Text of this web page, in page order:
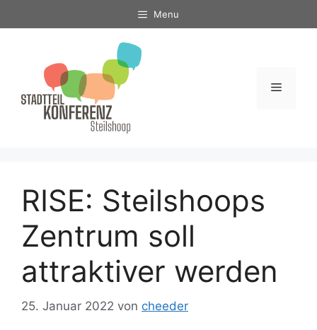
Inhalt
Menu
Menü
RISE: Steilshoops
Zentrum soll
attraktiver werden
25. Januar 2022 von cheeder